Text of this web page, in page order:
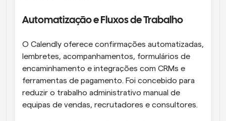
Automatização e Fluxos de Trabalho
O Calendly oferece confirmações automatizadas,
lembretes, acompanhamentos, formulários de
encaminhamento e integrações com CRMs e
ferramentas de pagamento. Foi concebido para
reduzir o trabalho administrativo manual de
equipas de vendas, recrutadores e consultores.